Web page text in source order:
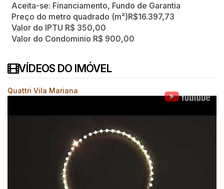
Aceita-se: Financiamento, Fundo de Garantia
Preço do metro quadrado (m²)R$16.397,73
Valor do IPTU R$ 350,00
Valor do Condominio R$ 900,00
VÍDEOS DO IMÓVEL
Quattri Vila Mariana